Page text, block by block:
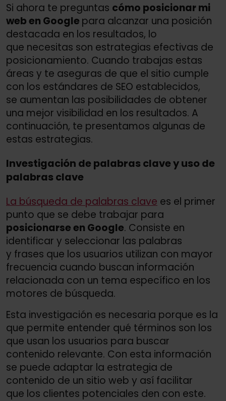
Si ahora te preguntas cómo posicionar mi
web en Google para alcanzar una posición
destacada en los resultados, lo
que necesitas son estrategias efectivas de
posicionamiento. Cuando trabajas estas
áreas y te aseguras de que el sitio cumple
con los estándares de SEO establecidos,
se aumentan las posibilidades de obtener
una mejor visibilidad en los resultados. A
continuación, te presentamos algunas de
estas estrategias.
Investigación de palabras clave y uso de
palabras clave
La búsqueda de palabras clave es el primer
punto que se debe trabajar para
posicionarse en Google. Consiste en
identificar y seleccionar las palabras
y frases que los usuarios utilizan con mayor
frecuencia cuando buscan información
relacionada con un tema específico en los
motores de búsqueda.
Esta investigación es necesaria porque es la
que permite entender qué términos son los
que usan los usuarios para buscar
contenido relevante. Con esta información
se puede adaptar la estrategia de
contenido de un sitio web y así facilitar
que los clientes potenciales den con este.